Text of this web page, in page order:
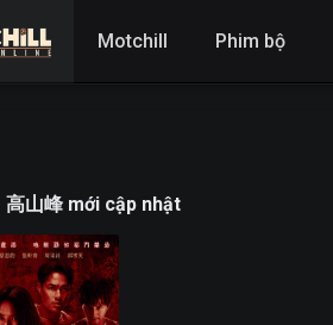
Motchill Phim bộ
高山峰 mới cập nhật